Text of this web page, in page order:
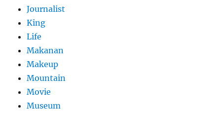
Journalist
King
Life
Makanan
Makeup
Mountain
Movie
Museum